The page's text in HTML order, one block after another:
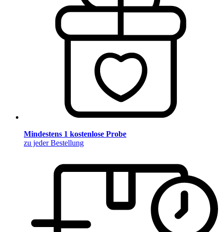
Mindestens 1 kostenlose Probe
zu jeder Bestellung